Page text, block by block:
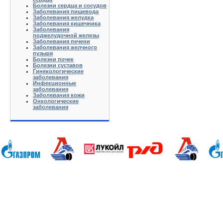
Болезни сердца и сосудов
Заболевания пищевода
Заболевания желудка
Заболевания кишечника
Заболевания
поджелудочной железы
Заболевания печени
Заболевания желчного
пузыря
Болезни почек
Болезни суставов
Гинекологические
заболевания
Инфекционные
заболевания
Заболевания кожи
Онкологические
заболевания